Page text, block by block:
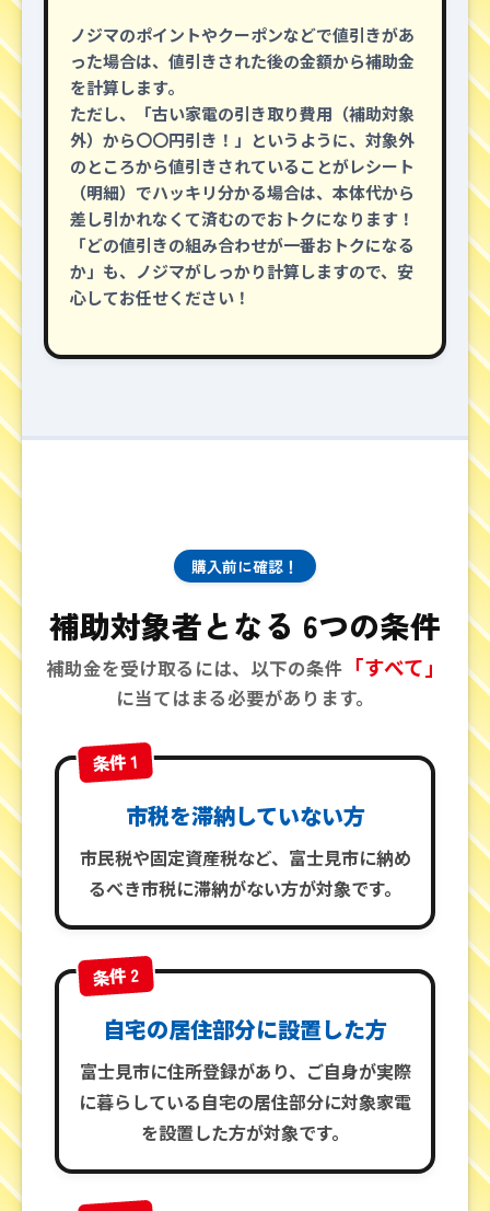
ノジマのポイントやクーポンなどで値引きがあ
った場合は、値引きされた後の金額から補助金
を計算します。
ただし、「古い家電の引き取り費用（補助対象
外）から〇〇円引き！」というように、対象外
のところから値引きされていることがレシート
（明細）でハッキリ分かる場合は、本体代から
差し引かれなくて済むのでおトクになります！
「どの値引きの組み合わせが一番おトクになる
か」も、ノジマがしっかり計算しますので、安
心してお任せください！
購入前に確認！
補助対象者となる 6つの条件
補助金を受け取るには、以下の条件 「すべて」
に当てはまる必要があります。
条件 1
市税を滞納していない方
市民税や固定資産税など、富士見市に納め
るべき市税に滞納がない方が対象です。
条件 2
自宅の居住部分に設置した方
富士見市に住所登録があり、ご自身が実際
に暮らしている自宅の居住部分に対象家電
を設置した方が対象です。